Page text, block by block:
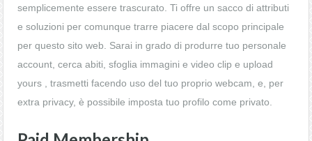
semplicemente essere trascurato. Ti offre un sacco di attributi
e soluzioni per comunque trarre piacere dal scopo principale
per questo sito web. Sarai in grado di produrre tuo personale
account, cerca abiti, sfoglia immagini e video clip e upload
yours , trasmetti facendo uso del tuo proprio webcam, e, per
extra privacy, è possibile imposta tuo profilo come privato.